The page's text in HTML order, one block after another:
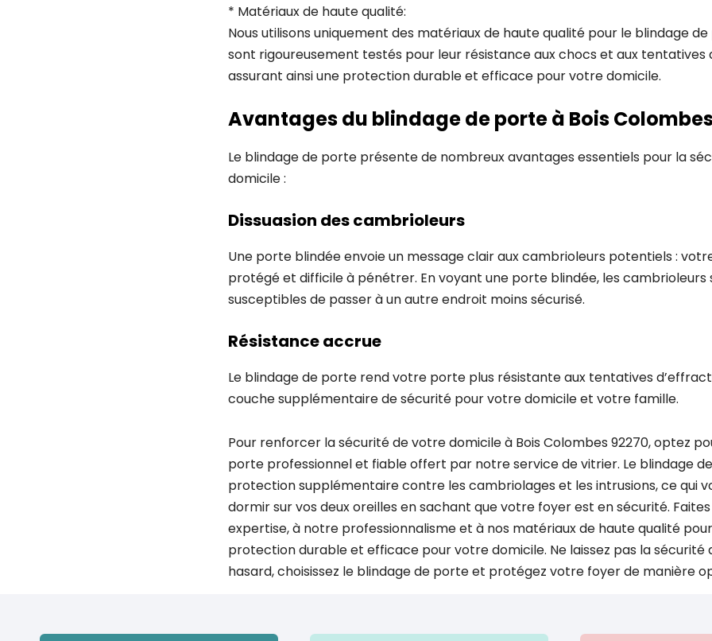
* Matériaux de haute qualité:
Nous utilisons uniquement des matériaux de haute qualité pour le blindage
sont rigoureusement testés pour leur résistance aux chocs et aux tentatives
assurant ainsi une protection durable et efficace pour votre domicile.
Avantages du blindage de porte à Bois
Le blindage de porte présente de nombreux avantages essentiels pour la
domicile :
Dissuasion des cambrioleurs
Une porte blindée envoie un message clair aux cambrioleurs potentiels :
protégé et difficile à pénétrer. En voyant une porte blindée, les cambrioleurs
susceptibles de passer à un autre endroit moins sécurisé.
Résistance accrue
Le blindage de porte rend votre porte plus résistante aux tentatives
couche supplémentaire de sécurité pour votre domicile et votre famille.
Pour renforcer la sécurité de votre domicile à Bois Colombes 92270, optez
porte professionnel et fiable offert par notre service de vitrier. Le blindage
protection supplémentaire contre les cambriolages et les intrusions, ce qui
dormir sur vos deux oreilles en sachant que votre foyer est en sécurité.
expertise, à notre professionnalisme et à nos matériaux de haute qualité
protection durable et efficace pour votre domicile. Ne laissez pas la sécurité
hasard, choisissez le blindage de porte et protégez votre foyer de manière